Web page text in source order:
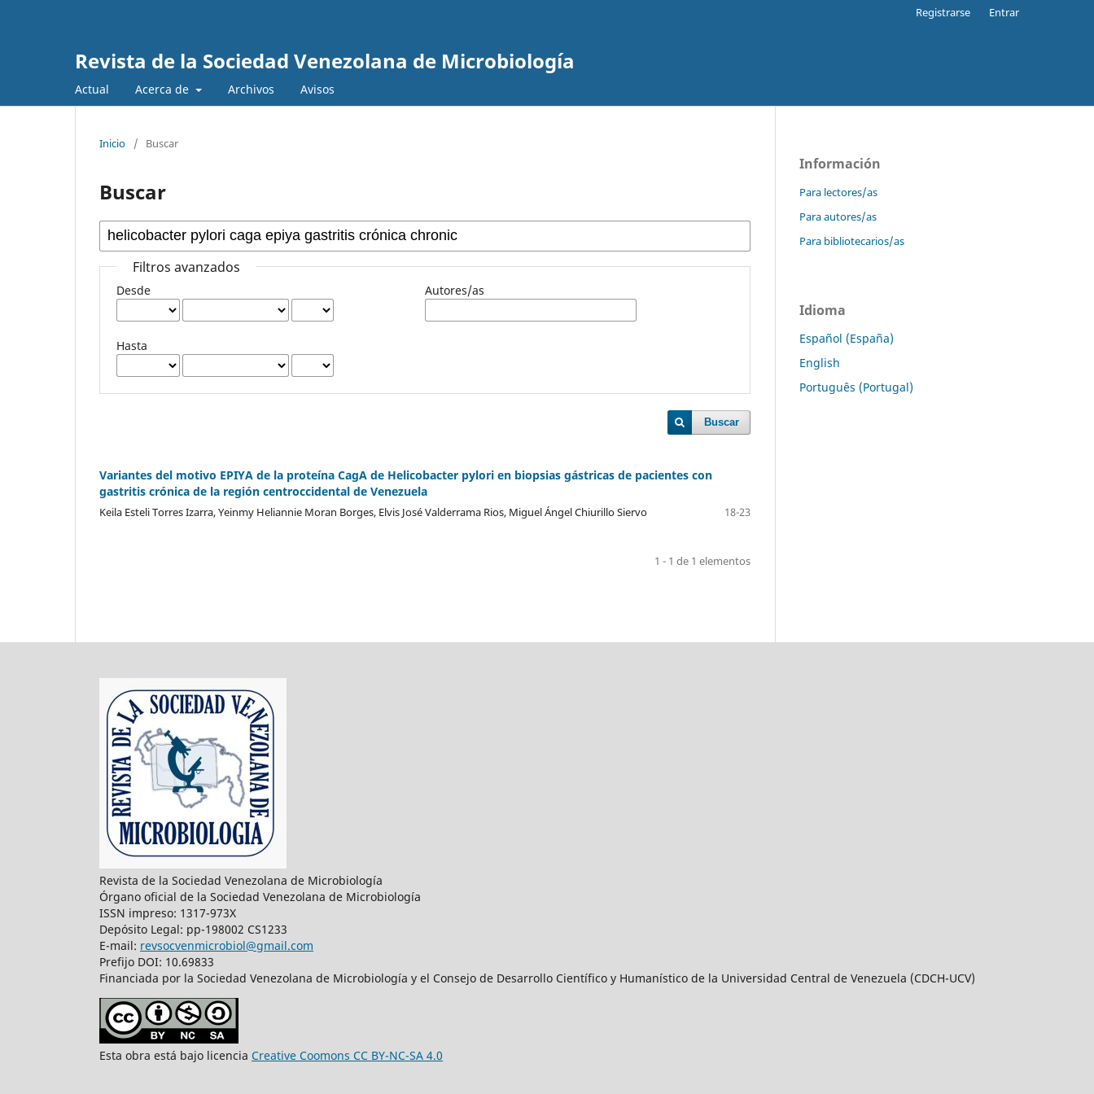
Revista de la Sociedad Venezolana de Microbiología
Actual Acerca de Archivos Avisos
Registrarse Entrar
Inicio / Buscar
Buscar
Filtros avanzados
Desde
Hasta
Autores/as
Buscar
Variantes del motivo EPIYA de la proteína CagA de Helicobacter pylori en biopsias gástricas de pacientes con
gastritis crónica de la región centroccidental de Venezuela
Keila Esteli Torres Izarra, Yeinmy Heliannie Moran Borges, Elvis José Valderrama Rios, Miguel Ángel Chiurillo Siervo 18-23
1 - 1 de 1 elementos
Información
Para lectores/as
Para autores/as
Para bibliotecarios/as
Idioma
Español (España)
English
Português (Portugal)
Revista de la Sociedad Venezolana de Microbiología
Órgano oficial de la Sociedad Venezolana de Microbiología
ISSN impreso: 1317-973X
Depósito Legal: pp-198002 CS1233
E-mail: revsocvenmicrobiol@gmail.com
Prefijo DOI: 10.69833
Financiada por la Sociedad Venezolana de Microbiología y el Consejo de Desarrollo Científico y Humanístico de la Universidad Central de Venezuela (CDCH-UCV)
Esta obra está bajo licencia Creative Coomons CC BY-NC-SA 4.0